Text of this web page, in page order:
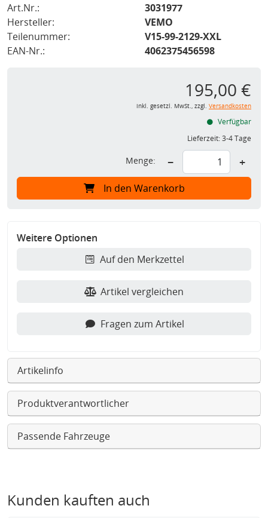
Art.Nr.:
3031977
Hersteller:
VEMO
Teilenummer:
V15-99-2129-XXL
EAN-Nr.:
4062375456598
195,00 €
inkl. gesetzl. MwSt., zzgl. Versandkosten
Verfügbar
Lieferzeit:3-4 Tage
Menge: − +
In den Warenkorb
Weitere Optionen
Auf den Merkzettel
Artikel vergleichen
Fragen zum Artikel
Artikelinfo
Produktverantwortlicher
Passende Fahrzeuge
Kunden kauften auch